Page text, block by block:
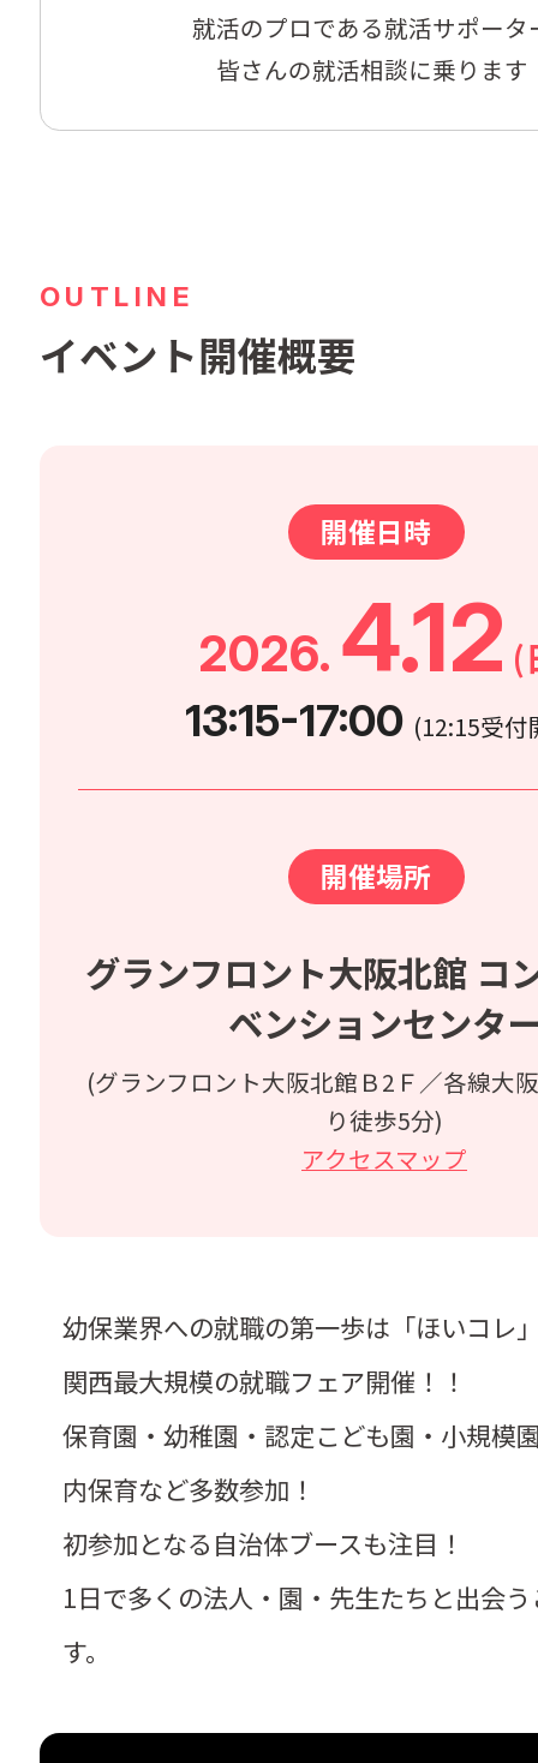
就活のプロである就活サポータ
皆さんの就活相談に乗ります
OUTLINE
イベント開催概要
開催日時
2026. 4.12 (
13:15-17:00 (12:15受付
開催場所
グランフロント大阪北館 コ
ベンションセンタ
(グランフロント大阪北館Ｂ2Ｆ／各線大
り徒歩5分)
アクセスマップ
幼保業界への就職の第一歩は「ほいコレ
関西最大規模の就職フェア開催！！
保育園・幼稚園・認定こども園・小規模
内保育など多数参加！
初参加となる自治体ブースも注目！
1日で多くの法人・園・先生たちと出会
す。